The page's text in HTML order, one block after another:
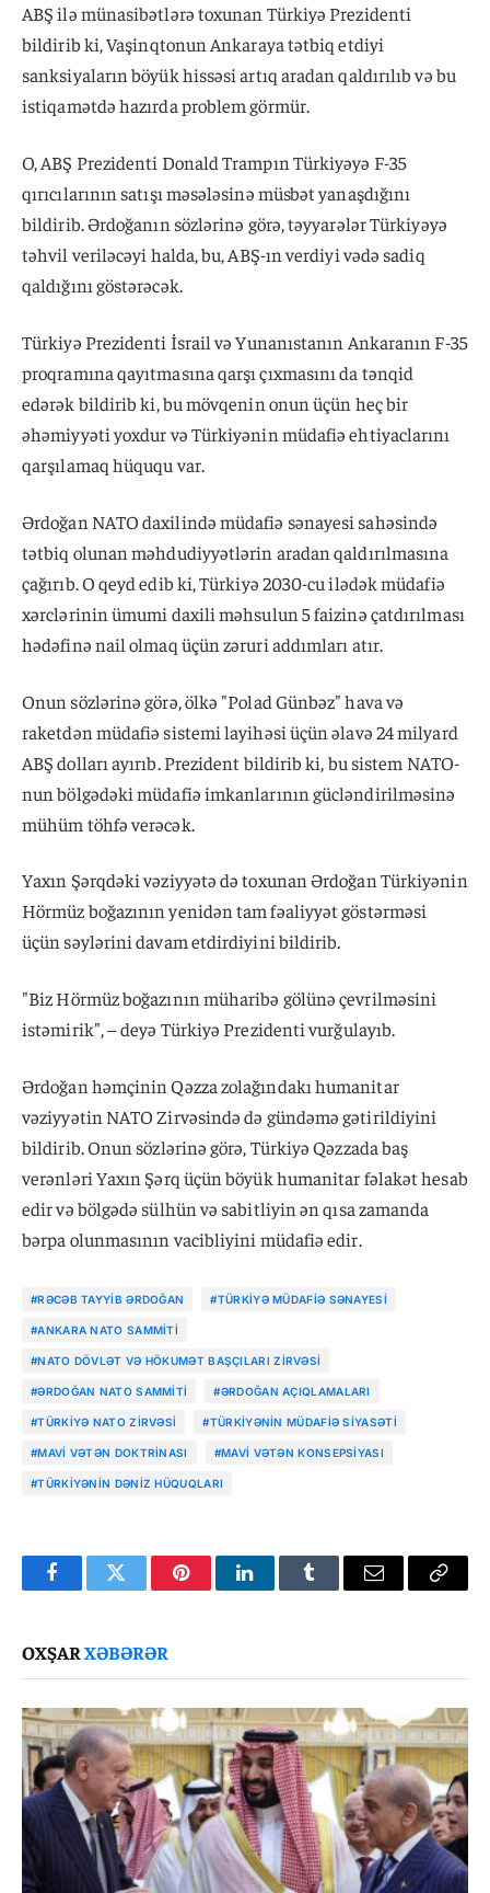
ABŞ ilə münasibətlərə toxunan Türkiyə Prezidenti
bildirib ki, Vaşinqtonun Ankaraya tətbiq etdiyi
sanksiyaların böyük hissəsi artıq aradan qaldırılıb və bu
istiqamətdə hazırda problem görmür.
O, ABŞ Prezidenti Donald Trampın Türkiyəyə F-35
qırıcılarının satışı məsələsinə müsbət yanaşdığını
bildirib. Ərdoğanın sözlərinə görə, təyyarələr Türkiyəyə
təhvil veriləcəyi halda, bu, ABŞ-ın verdiyi vədə sadiq
qaldığını göstərəcək.
Türkiyə Prezidenti İsrail və Yunanıstanın Ankaranın F-35
proqramına qayıtmasına qarşı çıxmasını da tənqid
edərək bildirib ki, bu mövqenin onun üçün heç bir
əhəmiyyəti yoxdur və Türkiyənin müdafiə ehtiyaclarını
qarşılamaq hüququ var.
Ərdoğan NATO daxilində müdafiə sənayesi sahəsində
tətbiq olunan məhdudiyyətlərin aradan qaldırılmasına
çağırıb. O qeyd edib ki, Türkiyə 2030-cu ilədək müdafiə
xərclərinin ümumi daxili məhsulun 5 faizinə çatdırılması
hədəfinə nail olmaq üçün zəruri addımları atır.
Onun sözlərinə görə, ölkə "Polad Günbəz" hava və
raketdən müdafiə sistemi layihəsi üçün əlavə 24 milyard
ABŞ dolları ayırıb. Prezident bildirib ki, bu sistem NATO-
nun bölgədəki müdafiə imkanlarının gücləndirilməsinə
mühüm töhfə verəcək.
Yaxın Şərqdəki vəziyyətə də toxunan Ərdoğan Türkiyənin
Hörmüz boğazının yenidən tam fəaliyyət göstərməsi
üçün səylərini davam etdirdiyini bildirib.
"Biz Hörmüz boğazının müharibə gölünə çevrilməsini
istəmirik", – deyə Türkiyə Prezidenti vurğulayıb.
Ərdoğan həmçinin Qəzza zolağındakı humanitar
vəziyyətin NATO Zirvəsində də gündəmə gətirildiyini
bildirib. Onun sözlərinə görə, Türkiyə Qəzzada baş
verənləri Yaxın Şərq üçün böyük humanitar fəlakət hesab
edir və bölgədə sülhün və sabitliyin ən qısa zamanda
bərpa olunmasının vacibliyini müdafiə edir.
#RƏCƏB TAYYIB ƏRDOĞAN #TÜRKIYƏ MÜDAFIƏ SƏNAYESI
#ANKARA NATO SAMMITI
#NATO DÖVLƏT VƏ HÖKUMƏT BAŞÇILARI ZIRVƏSI
#ƏRDOĞAN NATO SAMMITI #ƏRDOĞAN AÇIQLAMALARI
#TÜRKIYƏ NATO ZIRVƏSI #TÜRKIYƏNIN MÜDAFIƏ SIYASƏTI
#MAVI VƏTƏN DOKTRINASI #MAVI VƏTƏN KONSEPSIYASI
#TÜRKIYƏNIN DƏNIZ HÜQUQLARI
FacebookTwitter PinterestLinkedInTumblr Email
Copy
OXŞARXƏBƏRƏR